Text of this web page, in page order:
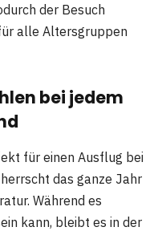
der Besuch
alle Altersgruppen
bei jedem
für einen Ausflug bei
das ganze Jahr
Während es
kann, bleibt es in der